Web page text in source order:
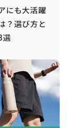
にも大活躍
？選び方と
選